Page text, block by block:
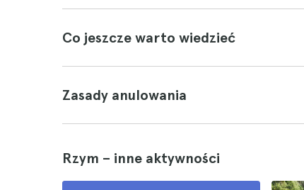
Co jeszcze warto wiedzieć
Zasady anulowania
Rzym – inne aktywności